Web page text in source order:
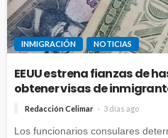
INMIGRACIÓN NOTICIAS
EEUU estrena fianzas de
obtener visas de
Redacción Celimar 3 días ago
Los funcionarios consulares